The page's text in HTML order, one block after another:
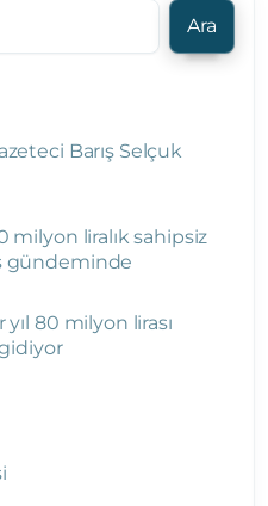
Ara
Barış Selçuk
milyon liralık sahipsiz
gündeminde
yıl 80 milyon lirası